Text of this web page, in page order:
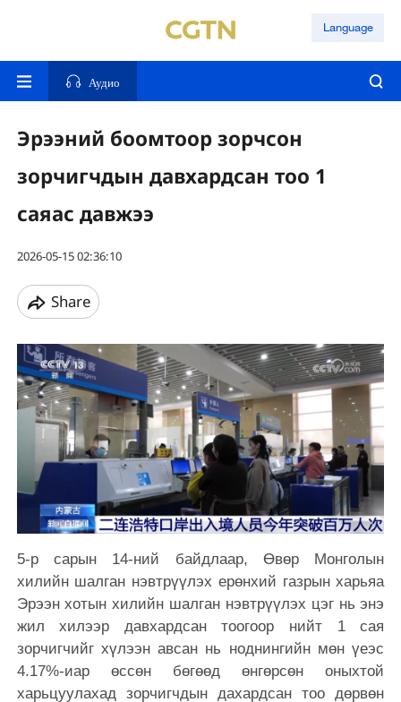
Language
Аудио
Эрээний боомтоор зорчсон
зорчигчдын давхардсан тоо 1
саяас давжээ
2026-05-15 02:36:10
Share
5-р сарын 14-ний байдлаар, Өвөр Монголын
хилийн шалган нэвтрүүлэх ерөнхий газрын харьяа
Эрээн хотын хилийн шалган нэвтрүүлэх цэг нь энэ
жил хилээр давхардсан тоогоор нийт 1 сая
зорчигчийг хүлээн авсан нь ноднингийн мөн үеэс
4.17%-иар өссөн бөгөөд өнгөрсөн оныхтой
харьцуулахад зорчигчдын дахардсан тоо дөрвөн